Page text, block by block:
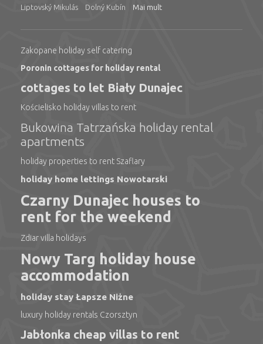
Liptovský Mikulás
Dolný Kubín Mai mult
Zakopane holiday self catering
Poronin cottages for holiday rental
cottages to let Biały Dunajec
Kościelisko holiday villas to rent
Bukowina Tatrzańska holiday rental
apartments
holiday properties to rent Szaflary
holiday home lettings Nowotarski
Czarny Dunajec houses to
rent for the weekend
Zdiar villa holidays
Nowy Targ holiday house
accommodation
holiday stay Łapsze Niżne
luxury holiday rentals Czorsztyn
Jabłonka cheap villas to rent